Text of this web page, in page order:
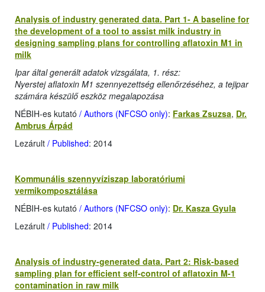
Analysis of industry generated data. Part 1- A baseline for
the development of a tool to assist milk industry in
designing sampling plans for controlling aflatoxin M1 in
milk
Ipar által generált adatok vizsgálata, 1. rész:
Nyerstej aflatoxin M1 szennyezettség ellenőrzéséhez, a tejipar
számára készülő eszköz megalapozása
NÉBIH-es kutató / Authors (NFCSO only): Farkas Zsuzsa, Dr.
Ambrus Árpád
Lezárult / Published: 2014
Kommunális szennyvíziszap laboratóriumi
vermikomposztálása
NÉBIH-es kutató / Authors (NFCSO only): Dr. Kasza Gyula
Lezárult / Published: 2014
Analysis of industry-generated data. Part 2: Risk-based
sampling plan for efficient self-control of aflatoxin M-1
contamination in raw milk